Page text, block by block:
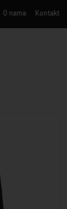
O nama Kontakt